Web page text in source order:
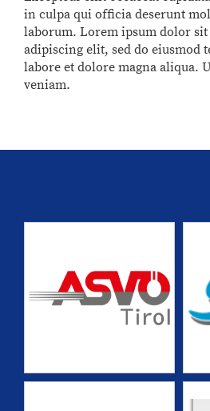
in culpa qui officia deserunt
laborum. Lorem ipsum dolor sit
adipiscing elit, sed do eiusmod
labore et dolore magna aliqua.
veniam.